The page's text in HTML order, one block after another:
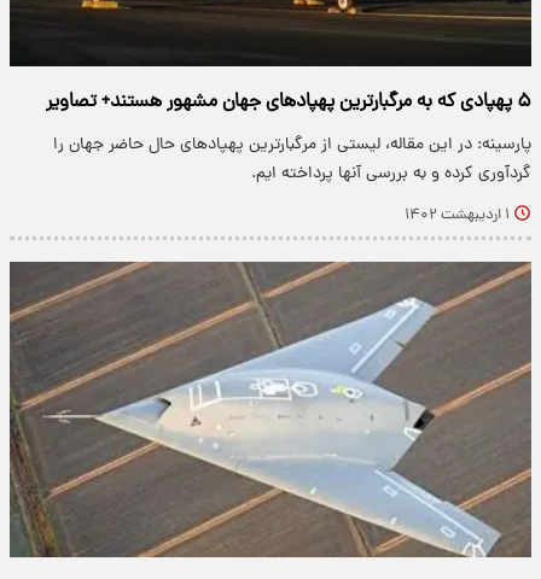
۵ پهپادی که به مرگبارترین پهپاد‌های جهان مشهور هستند+ تصاویر
پارسینه: در این مقاله، لیستی از مرگبارترین پهپادهای حال حاضر جهان را
گردآوری کرده و به بررسی آنها پرداخته ایم.
۱ اردیبهشت ۱۴۰۲